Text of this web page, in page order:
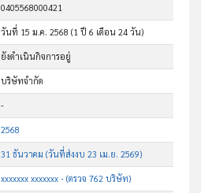
0405568000421
วันที่ 15 ม.ค. 2568(1 ปี 6 เดือน 24 วัน)
ยังดำเนินกิจการอยู่
บริษัทจำกัด
-
2568
31 ธันวาคม (วันที่ส่งงบ 23 เม.ย. 2569)
xxxxxxx xxxxxxx - (ตรวจ 762 บริษัท)